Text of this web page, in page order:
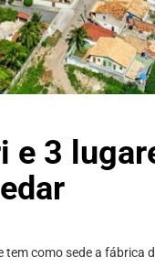
e 3
como sede a fábrica